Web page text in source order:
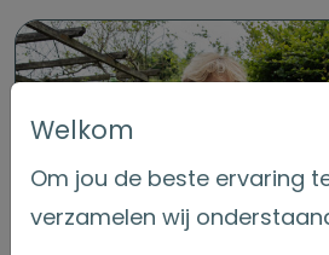
Welkom
Om jou de beste ervaring
verzamelen wij